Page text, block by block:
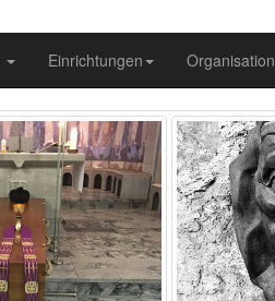
Einrichtungen Organisation